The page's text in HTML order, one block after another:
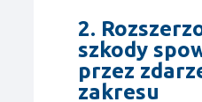
2.
szkody
przez
zakresu